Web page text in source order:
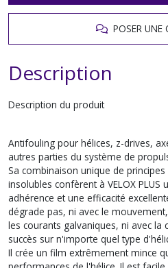
POSER UNE
Description
Description du produit
Antifouling pour hélices, z-drives,
autres parties du système de
Sa combinaison unique de
insolubles confèrent à VELOX PLUS
adhérence et une efficacité
dégrade pas, ni avec le
les courants galvaniques, ni avec la
succès sur n'importe quel type
Il crée un film extrêmement mince